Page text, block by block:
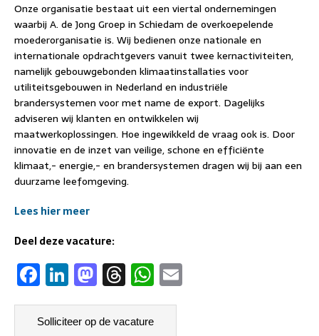
Onze organisatie bestaat uit een viertal ondernemingen
waarbij A. de Jong Groep in Schiedam de overkoepelende
moederorganisatie is. Wij bedienen onze nationale en
internationale opdrachtgevers vanuit twee kernactiviteiten,
namelijk gebouwgebonden klimaatinstallaties voor
utiliteitsgebouwen in Nederland en industriële
brandersystemen voor met name de export. Dagelijks
adviseren wij klanten en ontwikkelen wij
maatwerkoplossingen. Hoe ingewikkeld de vraag ook is. Door
innovatie en de inzet van veilige, schone en efficiënte
klimaat,- energie,- en brandersystemen dragen wij bij aan een
duurzame leefomgeving.
Lees hier meer
Deel deze vacature:
F
a
c
Li
n
k
M
a
st
T
h
re
W
h